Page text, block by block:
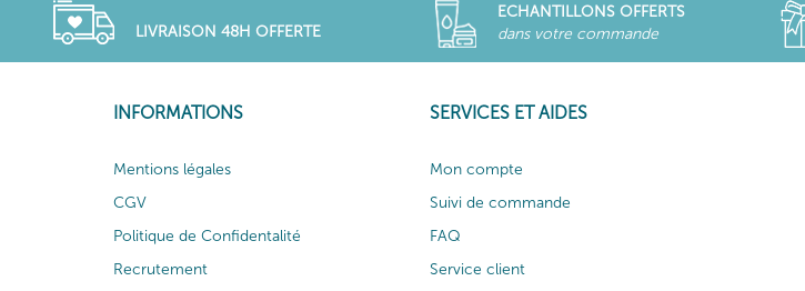
LIVRAISON 48H OFFERTE
ECHANTILLONS OFFERTS
dans votre commande
INFORMATIONS
Mentions légales
CGV
Politique de Confidentalité
Recrutement
SERVICES ET AIDES
Mon compte
Suivi de commande
FAQ
Service client